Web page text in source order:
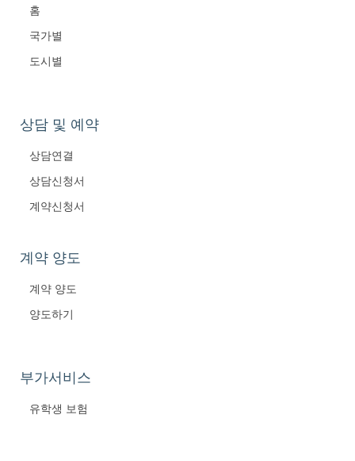
홈
국가별
도시별
상담 및 예약
상담연결
상담신청서
계약신청서
계약 양도
계약 양도
양도하기
부가서비스
유학생 보험